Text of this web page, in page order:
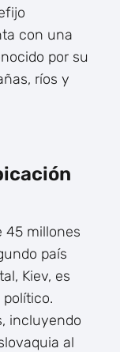
con una
por su
ríos y
45 millones
país
Kiev, es
incluyendo
al